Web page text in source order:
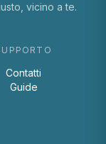
vicino a te.
Contatti
Guide